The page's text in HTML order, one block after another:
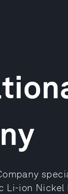
Li-ion